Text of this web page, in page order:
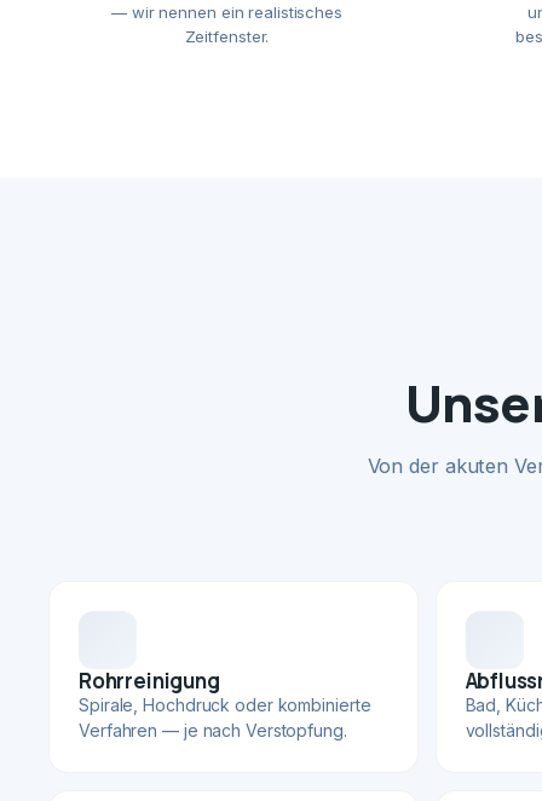
— wir nennen ein realistisches
Zeitfenster.
Von der akuten
Rohrreinigung
Spirale, Hochdruck oder kombinierte
Verfahren — je nach Verstopfung.
Bad,